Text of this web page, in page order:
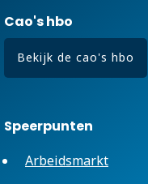
Cao's hbo
Bekijk de cao's hbo
Speerpunten
Arbeidsmarkt